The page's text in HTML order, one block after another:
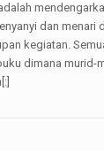
dan menari
kegiatan.
dimana